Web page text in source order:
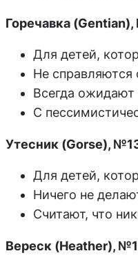
Горечавка
Для детей,
Не справляются
Всегда ожидают
С
Утесник (Gorse),
Для детей,
Ничего не
Считают, что
Вереск (Heather),